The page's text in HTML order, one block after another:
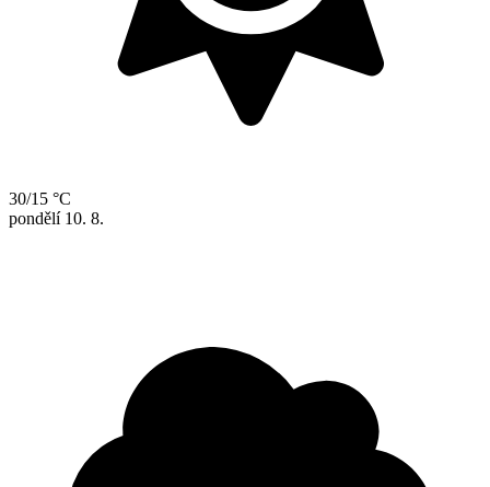
30/15 °C
pondělí 10. 8.